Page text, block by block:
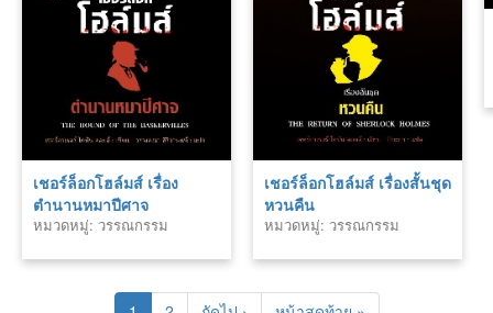
เชอร์ล็อกโฮล์มส์ เรื่อง
ตำนานหมาปีศาจ
หมวดหมู่: วรรณกรรม
เชอร์ล็อกโฮล์มส์ เรื่องสั้นชุด
หวนคืน
หมวดหมู่: วรรณกรรม